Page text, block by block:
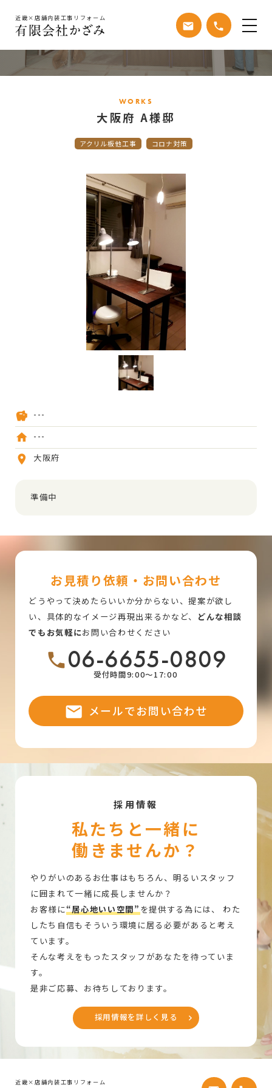
近畿×店舗内装工事リフォーム
email phone
WORKS
大阪府 A様邸
アクリル板他工事 コロナ対策
---
---
大阪府
準備中
お見積り依頼・お問い合わせ
どうやって決めたらいいか分からない、提案が欲し
い、具体的なイメージ再現出来るかなど、
どんな相談
でもお気軽にお問い合わせください
06-6655-0809
受付時間9:00～17:00
メールでお問い合わせ
採用情報
私たちと一緒に
働きませんか？
やりがいのあるお仕事はもちろん、明るいスタッフ
に囲まれて一緒に成長しませんか？
お客様に“居心地いい空間”を提供する為には、
わた
したち自信もそういう環境に居る必要があると考え
ています。
そんな考えをもったスタッフがあなたを待っていま
す。
是非ご応募、お待ちしております。
採用情報を詳しく見る
近畿×店舗内装工事リフォーム